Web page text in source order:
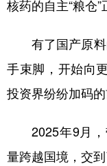
核药的自主“粮仓”
有了国产原料
手束脚，开始向
投资界纷纷加码的
2025年9月，
量跨越国境，交到